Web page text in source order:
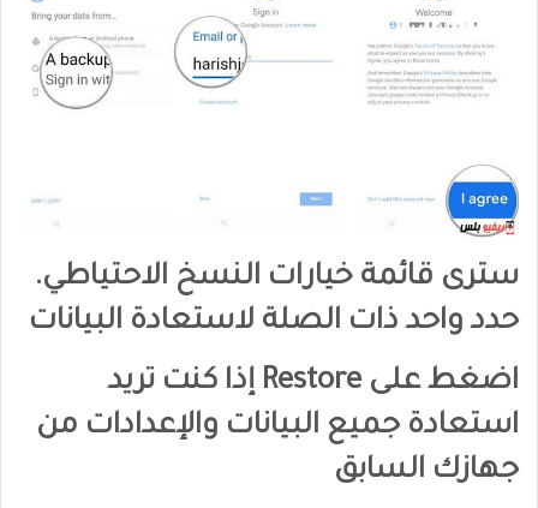
سترى قائمة خيارات النسخ الاحتياطي.
حدد واحد ذات الصلة لاستعادة البيانات
اضغط على Restore إذا كنت تريد
استعادة جميع البيانات والإعدادات من
جهازك السابق